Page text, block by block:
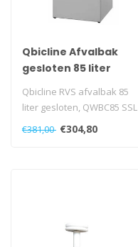
Qbicline Afvalbak
gesloten 85 liter
Qbicline RVS afvalbak 85
liter gesloten, QWBC85 SSL
€381,00 €304,80